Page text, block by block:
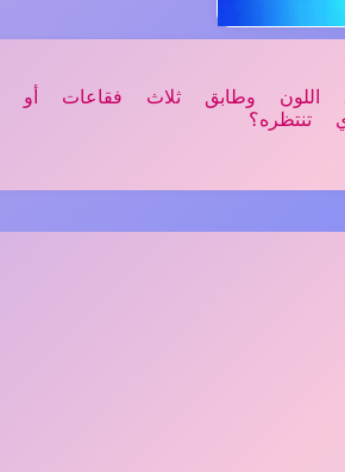
اللون وطابق ثلاث فقاعات أو
تنتظره؟